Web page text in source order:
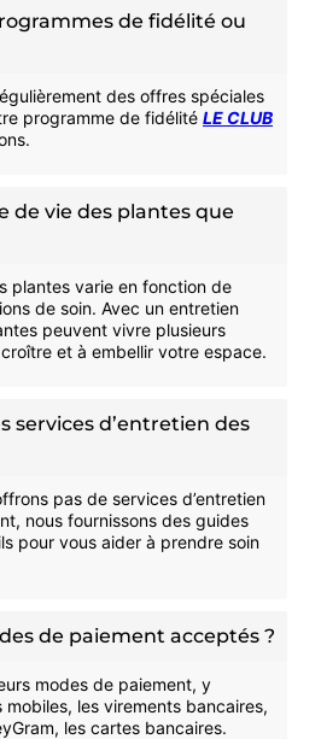
de fidélité ou
des offres spéciales
programme de fidélité LE CLUB
de vie des plantes que
plantes varie en fonction de
de soin. Avec un entretien
peuvent vivre plusieurs
et à embellir votre espace.
services d’entretien des
pas de services d’entretien
nous fournissons des guides
pour vous aider à prendre soin
de paiement acceptés ?
modes de paiement, y
les virements bancaires,
les cartes bancaires.